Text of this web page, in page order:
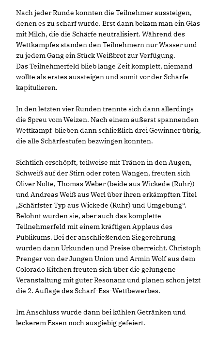
Nach jeder Runde konnten die Teilnehmer aussteigen,
denen es zu scharf wurde. Erst dann bekam man ein Glas
mit Milch, die die Schärfe neutralisiert. Während des
Wettkampfes standen den Teilnehmern nur Wasser und
zu jedem Gang ein Stück Weißbrot zur Verfügung.
Das Teilnehmerfeld blieb lange Zeit komplett, niemand
wollte als erstes aussteigen und somit vor der Schärfe
kapitulieren.
In den letzten vier Runden trennte sich dann allerdings
die Spreu vom Weizen. Nach einem äußerst spannenden
Wettkampf blieben dann schließlich drei Gewinner übrig,
die alle Schärfestufen bezwingen konnten.
Sichtlich erschöpft, teilweise mit Tränen in den Augen,
Schweiß auf der Stirn oder roten Wangen, freuten sich
Oliver Nolte, Thomas Weber (beide aus Wickede (Ruhr))
und Andreas Weiß aus Werl über ihren erkämpften Titel
Schärfster Typ aus Wickede (Ruhr) und Umgebung“.
Belohnt wurden sie, aber auch das komplette
Teilnehmerfeld mit einem kräftigen Applaus des
Publikums. Bei der anschließenden Siegerehrung
wurden dann Urkunden und Preise überreicht. Christoph
Prenger von der Jungen Union und Armin Wolf aus dem
Colorado Kitchen freuten sich über die gelungene
Veranstaltung mit guter Resonanz und planen schon jetzt
die 2. Auflage des Scharf-Ess-Wettbewerbes.
Im Anschluss wurde dann bei kühlen Getränken und
leckerem Essen noch ausgiebig gefeiert.